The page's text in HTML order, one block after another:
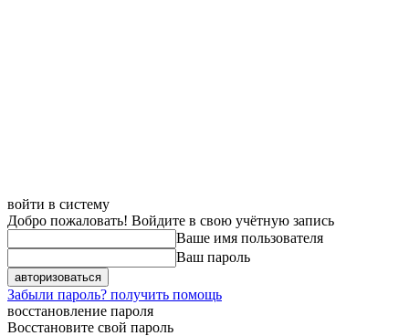
войти в систему
Добро пожаловать! Войдите в свою учётную запись
Ваше имя пользователя
Ваш пароль
Забыли пароль? получить помощь
восстановление пароля
Восстановите свой пароль